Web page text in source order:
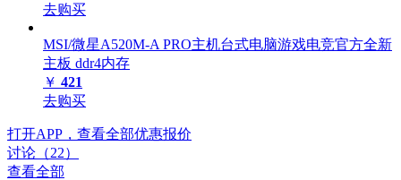
去购买
MSI/微星A520M-A PRO主机台式电脑游戏电竞官方全新
主板 ddr4内存
￥ 421
去购买
打开APP，查看全部优惠报价
讨论（22）
查看全部